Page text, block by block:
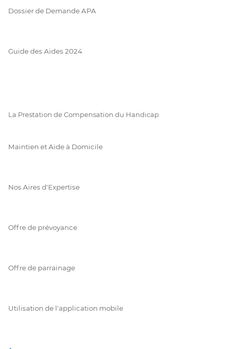
Dossier de Demande APA
Guide des Aides 2024
La Prestation de Compensation du Handicap
Maintien et Aide à Domicile
Nos Aires d'Expertise
Offre de prévoyance
Offre de parrainage
Utilisation de l'application mobile